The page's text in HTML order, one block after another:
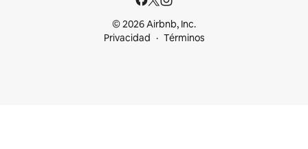
© 2026 Airbnb, Inc.
Privacidad
Términos